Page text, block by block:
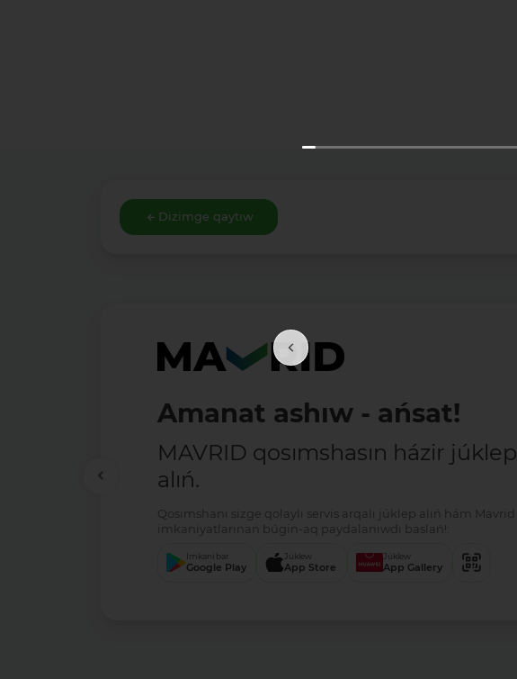
Dizimge qaytıw
Amanat ashıw - ańsat!
MAVRID qosımshasın házir júklep
alıń.
Qosımshanı sizge qolaylı servis arqalı júklep alıń hám Mavrid
imkaniyatlarınan búgin-aq paydalanıwdı baslań!:
Imkani bar
Google Play
Júklew
App Store
Júklew
App Gallery